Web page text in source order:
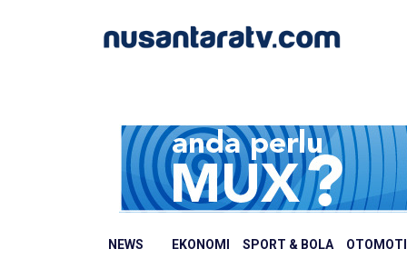
NEWS EKONOMI SPORT & BOLA